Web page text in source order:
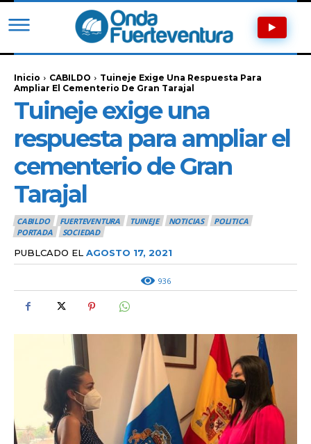
Inicio CABILDO
Tuineje Exige Una Respuesta Para
Ampliar El Cementerio De Gran Tarajal
Tuineje exige una
respuesta para ampliar el
cementerio de Gran
Tarajal
CABILDO FUERTEVENTURA TUINEJE NOTICIAS
POLITICA
PORTADA
SOCIEDAD
PUBLCADO EL AGOSTO 17, 2021
936